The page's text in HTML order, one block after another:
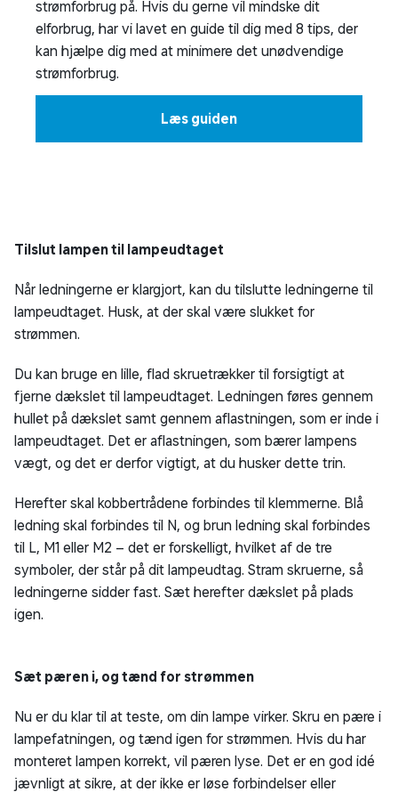
strømforbrug på. Hvis du gerne vil mindske dit
elforbrug, har vi lavet en guide til dig med 8 tips, der
kan hjælpe dig med at minimere det unødvendige
strømforbrug.
Læs guiden
Tilslut lampen til lampeudtaget
Når ledningerne er klargjort, kan du tilslutte ledningerne til
lampeudtaget. Husk, at der skal være slukket for
strømmen.
Du kan bruge en lille, flad skruetrækker til forsigtigt at
fjerne dækslet til lampeudtaget. Ledningen føres gennem
hullet på dækslet samt gennem aflastningen, som er inde i
lampeudtaget. Det er aflastningen, som bærer lampens
vægt, og det er derfor vigtigt, at du husker dette trin.
Herefter skal kobbertrådene forbindes til klemmerne. Blå
ledning skal forbindes til N, og brun ledning skal forbindes
til L, M1 eller M2 – det er forskelligt, hvilket af de tre
symboler, der står på dit lampeudtag. Stram skruerne, så
ledningerne sidder fast. Sæt herefter dækslet på plads
igen.
Sæt pæren i, og tænd for strømmen
Nu er du klar til at teste, om din lampe virker. Skru en pære i
lampefatningen, og tænd igen for strømmen. Hvis du har
monteret lampen korrekt, vil pæren lyse. Det er en god idé
jævnligt at sikre, at der ikke er løse forbindelser eller